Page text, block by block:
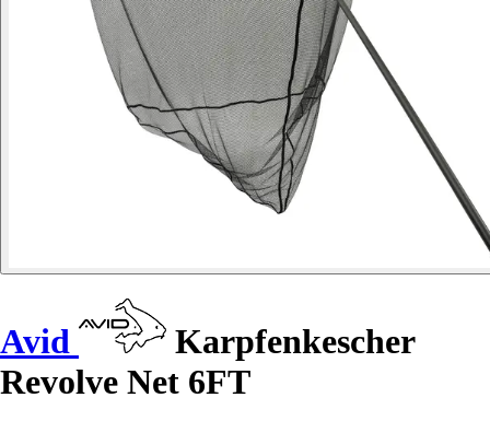
Avid
Karpfenkescher
Revolve Net 6FT